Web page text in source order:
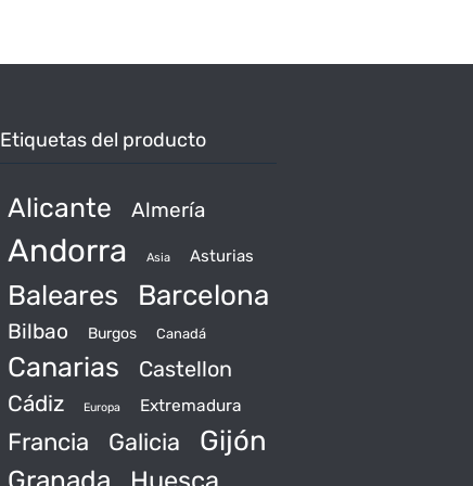
Etiquetas del producto
Alicante Almería
Andorra Asia Asturias
Baleares Barcelona
Bilbao Burgos Canadá
Canarias
Castellon
Cádiz
Europa Extremadura
Francia Galicia Gijón